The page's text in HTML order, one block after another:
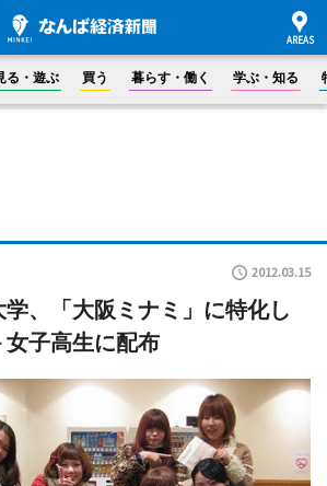
る・遊ぶ 買う 暮らす・働く 学ぶ・知る
2012.03.15
、「大阪ミナミ」に特化し
子高生に配布